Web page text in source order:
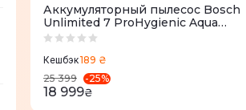
Аккумуляторный пылесос Bosch
Unlimited 7 ProHygienic Aqua
BCS71HYG2
Кешбэк189 ₴
25 399
-25%
18 999₴